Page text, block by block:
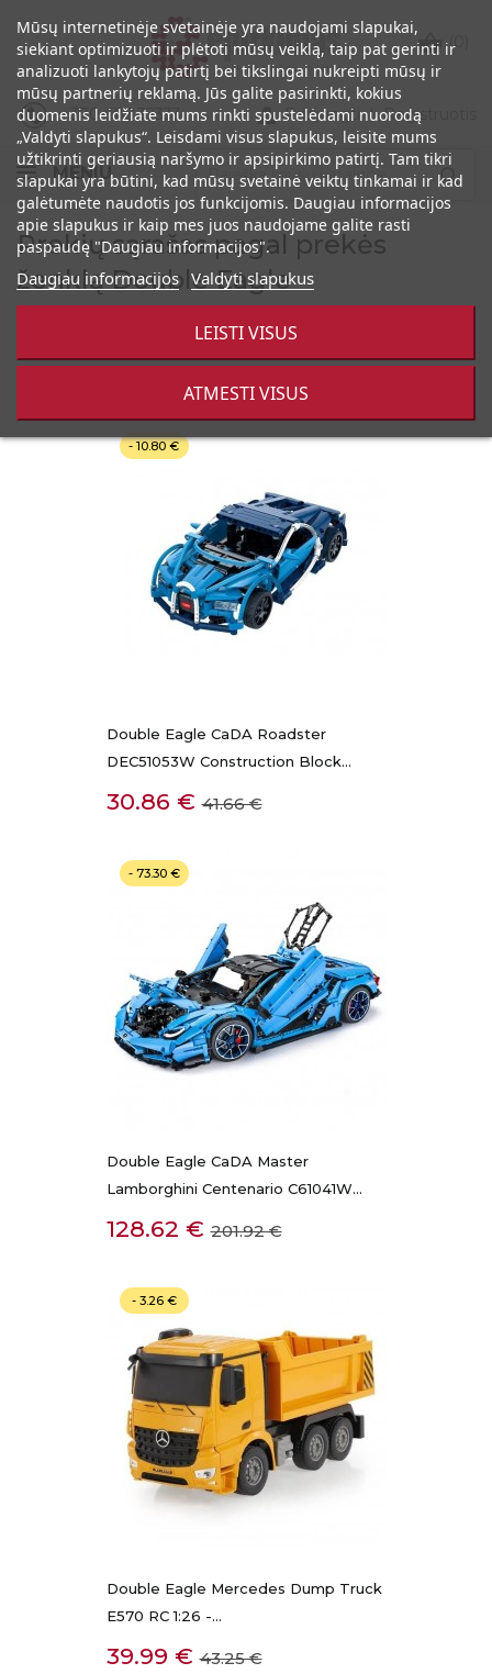
 (0)
+370 686 32333  Prisijungti|Registruotis
MENIU 
Prekių sąrašas pagal prekės
ženklą Double Eagle
Rodoma 1-4 iš 4 prekės(-ių)
Double Eagle CaDA Roadster
DEC51053W Construction Block...
Kaina
30.86 € Bazinė
41.66 €
- 10.80 €
Double Eagle CaDA Master
Lamborghini Centenario C61041W...
Kaina
128.62 € Bazinė
201.92 €
- 73.30 €
Double Eagle Mercedes Dump Truck
E570 RC 1:26 -...
Kaina
39.99 € Bazinė
43.25 €
- 3.26 €
Mūsų internetinėje svetainėje yra naudojami slapukai,
siekiant optimizuoti ir plėtoti mūsų veiklą, taip pat gerinti ir
analizuoti lankytojų patirtį bei tikslingai nukreipti mūsų ir
mūsų partnerių reklamą. Jūs galite pasirinkti, kokius
duomenis leidžiate mums rinkti spustelėdami nuorodą
„Valdyti slapukus“. Leisdami visus slapukus, leisite mums
užtikrinti geriausią naršymo ir apsipirkimo patirtį. Tam tikri
slapukai yra būtini, kad mūsų svetainė veiktų tinkamai ir kad
galėtumėte naudotis jos funkcijomis. Daugiau informacijos
apie slapukus ir kaip mes juos naudojame galite rasti
paspaudę "Daugiau informacijos".
Daugiau informacijos Valdyti slapukus
ATMESTI VISUS
LEISTI VISUS